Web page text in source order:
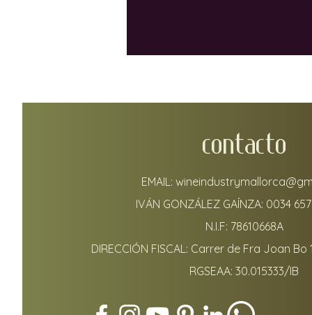
amigos alrededor de la mesa.
CONTACTO
EMAIL:
IVÁN GONZÁLEZ GAÍNZA: 0034
N.I.F: 78610668A
DIRECCIÓN FISCAL: Carrer de Fra Joan Bo
RGSEAA: 30.015333/IB